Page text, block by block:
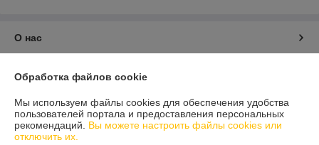
О нас
Контакты
Доставка и оплата
График работы
Обработка файлов cookie
Мы используем файлы cookies для обеспечения удобства
пользователей портала и предоставления персональных
рекомендаций. Вы можете настроить файлы cookies или
отключить их.